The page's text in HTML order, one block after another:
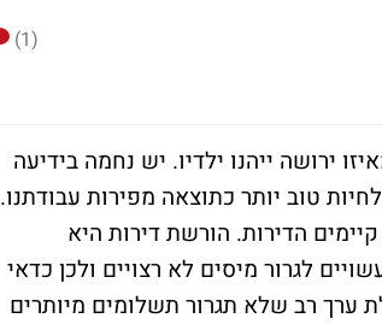
(1)
ירושה ייהנו ילדיו. יש נחמה בידיעה
טוב יותר כתוצאה מפירות עבודתנו.
הדירות. הורשת דירות היא
לגרור מיסים לא רצויים ולכן כדאי
ערך רב שלא תגרור תשלומים מיותרים